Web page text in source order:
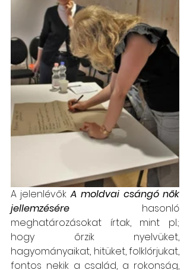
A jelenlévők A moldvai csángó nők
jellemzésére
  hasonló
meghatározásokat írtak, mint pl.;
hogy őrzik nyelvüket,
hagyományaikat, hitüket, folklórjukat,
fontos nekik a család, a rokonság,